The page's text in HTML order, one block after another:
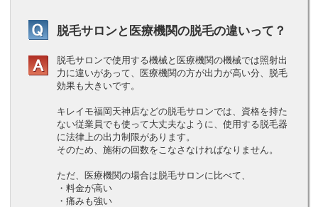
脱毛サロンと医療機関の脱毛の違いって？
脱毛サロンで使用する機械と医療機関の機械では照射出
力に違いがあって、医療機関の方が出力が高い分、脱毛
効果も大きいです。
キレイモ福岡天神店などの脱毛サロンでは、資格を持た
ない従業員でも使って大丈夫なように、使用する脱毛器
に法律上の出力制限があります。
そのため、施術の回数をこなさなければなりません。
ただ、医療機関の場合は脱毛サロンに比べて、
・料金が高い
・痛みも強い